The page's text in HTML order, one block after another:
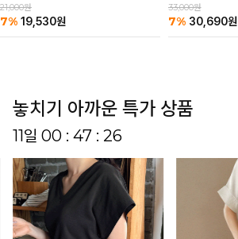
21,000원
7% 19,530원
33,000원
7% 30,690원
놓치기 아까운 특가 상품
11일 00 : 47 : 19